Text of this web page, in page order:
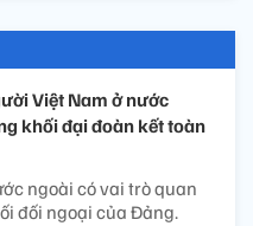
Việt Nam ở nước
khối đại đoàn kết toàn
ngoài có vai trò quan
đối ngoại của Đảng.